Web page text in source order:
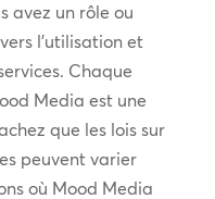
avez un rôle ou
l’utilisation et
Chaque
Media est une
que les lois sur
peuvent varier
où Mood Media